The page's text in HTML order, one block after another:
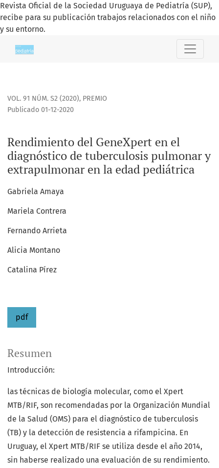
Revista Oficial de la Sociedad Uruguaya de Pediatría (SUP),
recibe para su publicación trabajos relacionados con el niño
y su entorno.
Rendimiento del GeneXpert en el diagnóstico de
VOL. 91 NÚM. S2 (2020), PREMIO
Rendimiento del GeneXpert en el
diagnóstico de tuberculosis pulmonar y
extrapulmonar en la edad pediátrica
Publicado 01-12-2020
Gabriela Amaya
Mariela Contrera
Fernando Arrieta
Alicia Montano
Catalina Pírez
pdf
Resumen
Introducción:
las técnicas de biología molecular, como el Xpert
MTB/RIF, son recomendadas por la Organización Mundial
de la Salud (OMS) para el diagnóstico de tuberculosis
(TB) y la detección de resistencia a rifampicina. En
Uruguay, el Xpert MTB/RIF se utiliza desde el año 2014,
sin haberse realizado una evaluación de su rendimiento.